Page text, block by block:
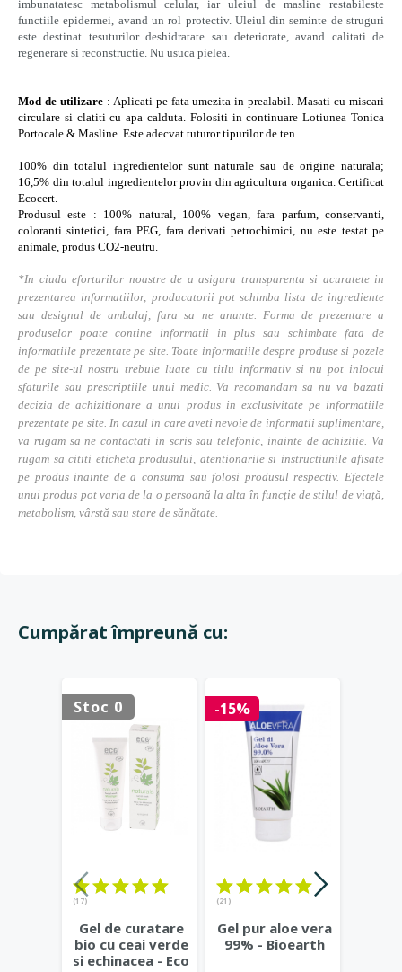
imbunatatesc metabolismul celular, iar uleiul de masline restabileste
functiile epidermei, avand un rol protectiv. Uleiul din seminte de struguri
este destinat tesuturilor deshidratate sau deteriorate, avand calitati de
regenerare si reconstructie. Nu usuca pielea.
Mod de utilizare : Aplicati pe fata umezita in prealabil. Masati cu miscari
circulare si clatiti cu apa calduta. Folositi in continuare Lotiunea Tonica
Portocale & Masline. Este adecvat tuturor tipurilor de ten.
100% din totalul ingredientelor sunt naturale sau de origine naturala;
16,5% din totalul ingredientelor provin din agricultura organica. Certificat
Ecocert.
Produsul este : 100% natural, 100% vegan, fara parfum, conservanti,
coloranti sintetici, fara PEG, fara derivati petrochimici, nu este testat pe
animale, produs CO2-neutru.
*In ciuda eforturilor noastre de a asigura transparenta si acuratete in
prezentarea informatiilor, producatorii pot schimba lista de ingrediente
sau designul de ambalaj, fara sa ne anunte. Forma de prezentare a
produselor poate contine informatii in plus sau schimbate fata de
informatiile prezentate pe site. Toate informatiile despre produse si pozele
de pe site-ul nostru trebuie luate cu titlu informativ si nu pot inlocui
sfaturile sau prescriptiile unui medic. Va recomandam sa nu va bazati
decizia de achizitionare a unui produs in exclusivitate pe informatiile
prezentate pe site. In cazul in care aveti nevoie de informatii suplimentare,
va rugam sa ne contactati in scris sau telefonic, inainte de achizitie. Va
rugam sa cititi eticheta produsului, atentionarile si instructiunile afisate
pe produs inainte de a consuma sau folosi produsul respectiv. Efectele
unui produs pot varia de la o persoană la alta în funcție de stilul de viață,
metabolism, vârstă sau stare de sănătate.
Cumpărat împreună cu:
Stoc 0
(17)
Gel de curatare
bio cu ceai verde
si echinacea - Eco
-15%
(21)
Gel pur aloe vera
99% - Bioearth